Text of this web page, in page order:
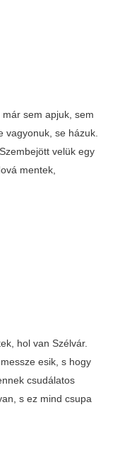
sem apjuk, sem
vagyonuk, se házuk.
velük egy
mentek,
hol van Szélvár.
esik, s hogy
csudálatos
s ez mind csupa